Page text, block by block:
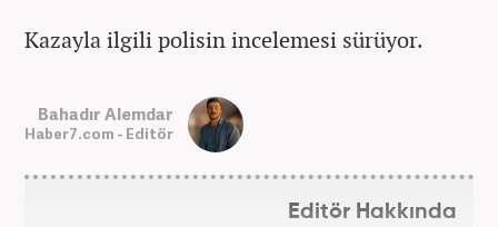
Kazayla ilgili polisin incelemesi sürüyor.
Bahadır Alemdar
Haber7.com - Editör
Editör Hakkında